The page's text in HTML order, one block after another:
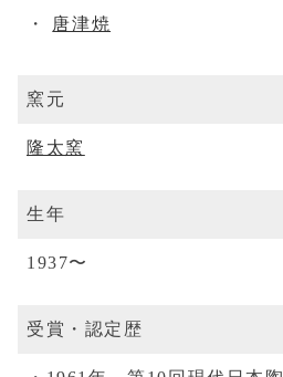
唐津焼
窯元
隆太窯
生年
1937〜
受賞・認定歴